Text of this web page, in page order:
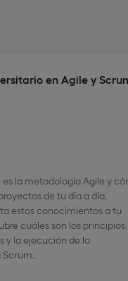
en Agile y
es la metodología Agile y
de tu día a día.
estos conocimientos a tu
cuáles son los
y la ejecución de la